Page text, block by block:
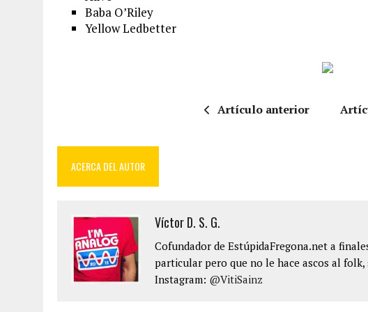
Baba O’Riley
Yellow Ledbetter
Artículo anterior
ACERCA DEL AUTOR
Víctor D. S. G.
Cofundador de EstúpidaFregona.net a
particular pero que no le hace ascos al
Instagram: @VitiSainz